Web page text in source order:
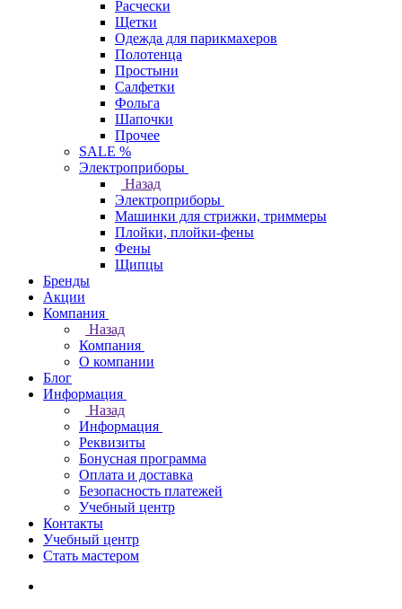
Расчески
Щетки
Одежда для парикмахеров
Полотенца
Простыни
Салфетки
Фольга
Шапочки
Прочее
SALE %
Электроприборы
Назад
Электроприборы
Машинки для стрижки, триммеры
Плойки, плойки-фены
Фены
Щипцы
Бренды
Акции
Компания
Назад
Компания
О компании
Блог
Информация
Назад
Информация
Реквизиты
Бонусная программа
Оплата и доставка
Безопасность платежей
Учебный центр
Контакты
Учебный центр
Стать мастером